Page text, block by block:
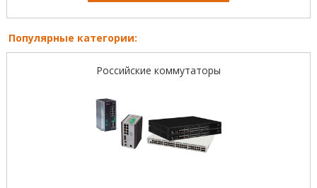
Популярные категории:
Российские коммутаторы